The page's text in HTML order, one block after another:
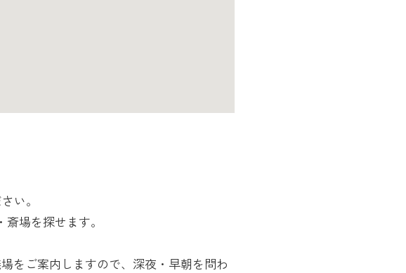
い。
場を探せます。
をご案内しますので、深夜・早朝を問わ